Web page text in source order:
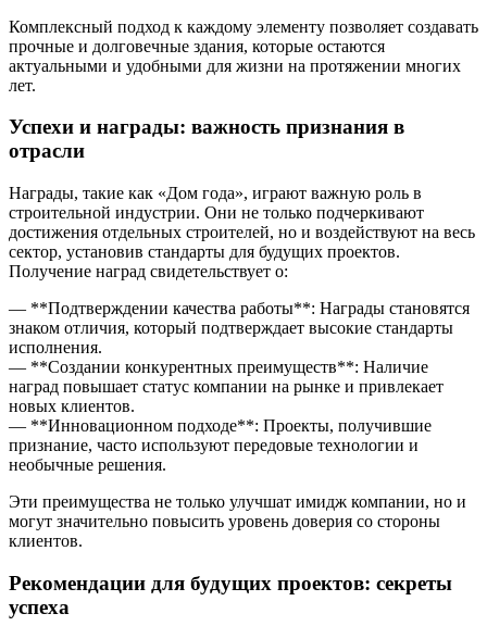
Комплексный подход к каждому элементу позволяет создавать
прочные и долговечные здания, которые остаются
актуальными и удобными для жизни на протяжении многих
лет.
Успехи и награды: важность признания в
отрасли
Награды, такие как «Дом года», играют важную роль в
строительной индустрии. Они не только подчеркивают
достижения отдельных строителей, но и воздействуют на весь
сектор, установив стандарты для будущих проектов.
Получение наград свидетельствует о:
— **Подтверждении качества работы**: Награды становятся
знаком отличия, который подтверждает высокие стандарты
исполнения.
— **Создании конкурентных преимуществ**: Наличие
наград повышает статус компании на рынке и привлекает
новых клиентов.
— **Инновационном подходе**: Проекты, получившие
признание, часто используют передовые технологии и
необычные решения.
Эти преимущества не только улучшат имидж компании, но и
могут значительно повысить уровень доверия со стороны
клиентов.
Рекомендации для будущих проектов: секреты
успеха